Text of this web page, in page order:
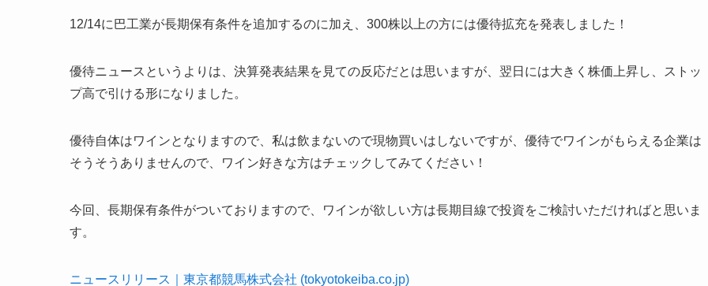
12/14に巴工業が長期保有条件を追加するのに加え、300株以上の方には優待拡充を発表しました！
優待ニュースというよりは、決算発表結果を見ての反応だとは思いますが、翌日には大きく株価上昇し、ストッ
プ高で引ける形になりました。
優待自体はワインとなりますので、私は飲まないので現物買いはしないですが、優待でワインがもらえる企業は
そうそうありませんので、ワイン好きな方はチェックしてみてください！
今回、長期保有条件がついておりますので、ワインが欲しい方は長期目線で投資をご検討いただければと思いま
す。
ニュースリリース｜東京都競馬株式会社 (tokyotokeiba.co.jp)